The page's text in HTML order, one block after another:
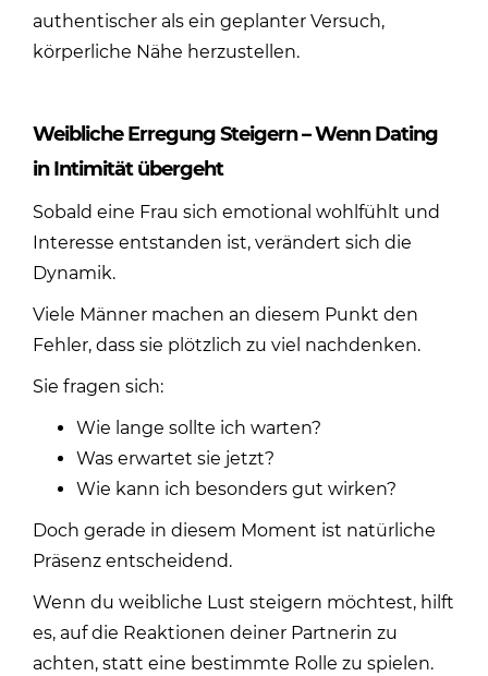
authentischer als ein geplanter Versuch,
körperliche Nähe herzustellen.
Weibliche Erregung Steigern – Wenn Dating
in Intimität übergeht
Sobald eine Frau sich emotional wohlfühlt und
Interesse entstanden ist, verändert sich die
Dynamik.
Viele Männer machen an diesem Punkt den
Fehler, dass sie plötzlich zu viel nachdenken.
Sie fragen sich:
Wie lange sollte ich warten?
Was erwartet sie jetzt?
Wie kann ich besonders gut wirken?
Doch gerade in diesem Moment ist natürliche
Präsenz entscheidend.
Wenn du weibliche Lust steigern möchtest, hilft
es, auf die Reaktionen deiner Partnerin zu
achten, statt eine bestimmte Rolle zu spielen.